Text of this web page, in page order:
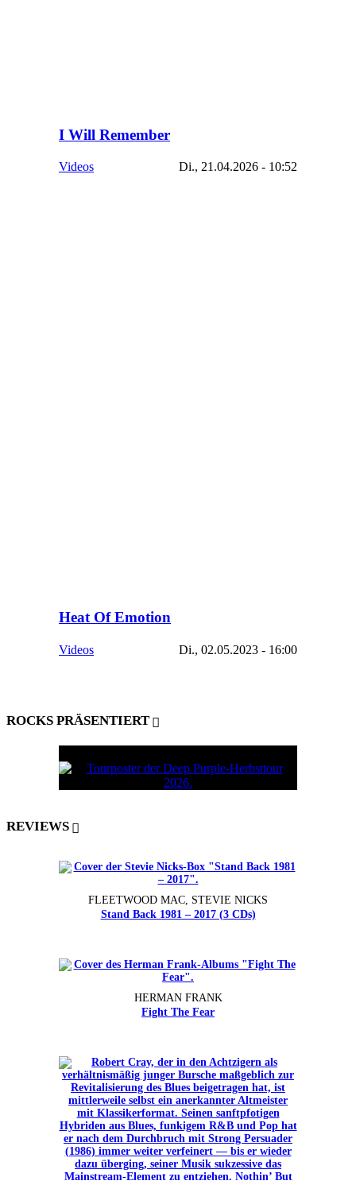
I Will Remember
Videos Di., 21.04.2026 - 10:52
Heat Of Emotion
Videos Di., 02.05.2023 - 16:00
ROCKS PRÄSENTIERT
REVIEWS
FLEETWOOD MAC, STEVIE NICKS
Stand Back 1981 – 2017 (3 CDs)
HERMAN FRANK
Fight The Fear